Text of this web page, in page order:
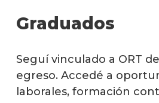
Graduados
Seguí vinculado a ORT
egreso. Accedé a
laborales, formación